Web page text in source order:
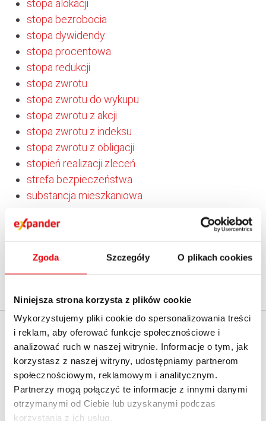
Zgoda Szczegóły O plikach cookies
Niniejsza strona korzysta z plików cookie
Wykorzystujemy pliki cookie do spersonalizowania treści
i reklam, aby oferować funkcje społecznościowe i
analizować ruch w naszej witrynie. Informacje o tym, jak
korzystasz z naszej witryny, udostępniamy partnerom
społecznościowym, reklamowym i analitycznym.
Partnerzy mogą połączyć te informacje z innymi danymi
otrzymanymi od Ciebie lub uzyskanymi podczas
korzystania z ich usług.
stopa alokacji
stopa bezrobocia
stopa dywidendy
stopa procentowa
stopa redukcji
stopa zwrotu
stopa zwrotu do wykupu
stopa zwrotu z akcji
stopa zwrotu z indeksu
stopa zwrotu z obligacji
stopień realizacji zleceń
strefa bezpieczeństwa
substancja mieszkaniowa
suma bilansowa
system kursu jednolitego
system notowań ciągłych
EXPANDER
O firmie
Kontakt z Expanderem
Kontakt do mediów
KALKULATORY
Kredytowe
Emerytalne
Ubezpieczeniowe